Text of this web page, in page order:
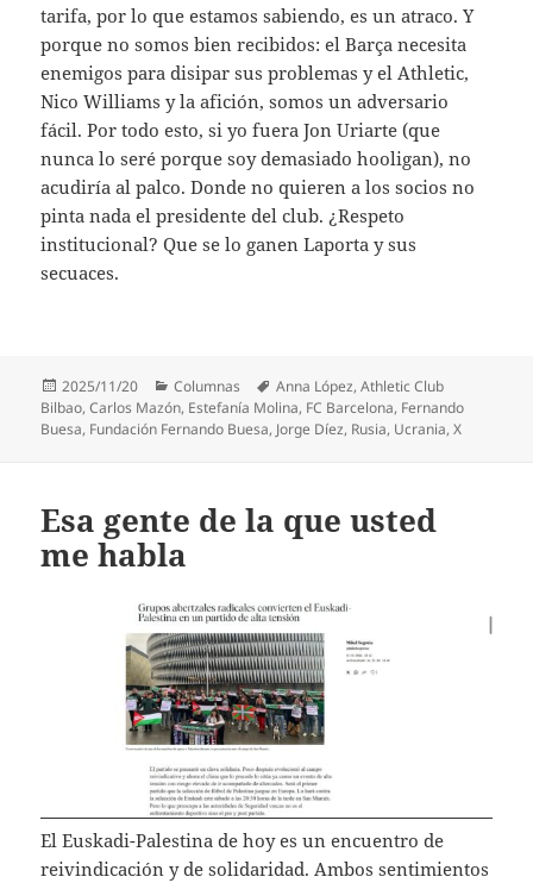
tarifa, por lo que estamos sabiendo, es un atraco. Y
porque no somos bien recibidos: el Barça necesita
enemigos para disipar sus problemas y el Athletic,
Nico Williams y la afición, somos un adversario
fácil. Por todo esto, si yo fuera Jon Uriarte (que
nunca lo seré porque soy demasiado hooligan), no
acudiría al palco. Donde no quieren a los socios no
pinta nada el presidente del club. ¿Respeto
institucional? Que se lo ganen Laporta y sus
secuaces.
Publicado
el
2025/11/20 Categorías
Columnas Etiquetas
Anna López,Athletic Club
Bilbao,Carlos Mazón, Estefanía Molina, FC Barcelona, Fernando
Buesa, Fundación Fernando Buesa, Jorge Díez, Rusia, Ucrania,X
Esa gente de la que usted
me habla
El Euskadi-Palestina de hoy es un encuentro de
reivindicación y de solidaridad. Ambos sentimientos